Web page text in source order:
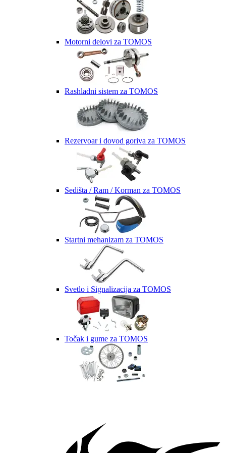
Motorni delovi za TOMOS
Rashladni sistem za TOMOS
Rezervoar i dovod goriva za TOMOS
Sedišta / Ram / Korman za TOMOS
Startni mehanizam za TOMOS
Svetlo i Signalizacija za TOMOS
Točak i gume za TOMOS